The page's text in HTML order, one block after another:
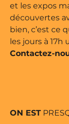
et les expos
découvertes
bien, c’est ce
les jours à 17h
Contactez-
ON EST